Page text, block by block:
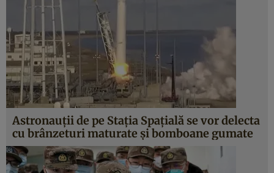
Astronauţii de pe Staţia Spaţială se vor delecta
cu brânzeturi maturate şi bomboane gumate